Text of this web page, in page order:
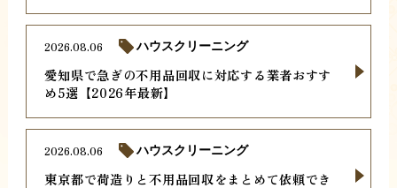
愛知県で急ぎの不用品回収に対応する業者おすす
め5選【2026年最新】
2026.08.06 ハウスクリーニング
東京都で荷造りと不用品回収をまとめて依頼でき
2026.08.06 ハウスクリーニング